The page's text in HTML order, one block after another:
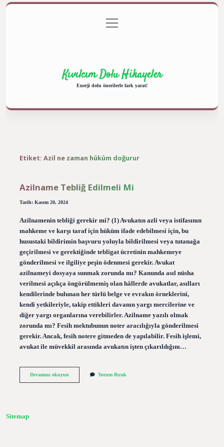
Gizlilik Politikası
menüyü
aç
Kıvılcım Dolu Hikayeler
Enerji dolu önerilerle fark yarat!
Etiket: Azil ne zaman hüküm doğurur
Azilname Tebliğ Edilmeli Mi
Tarih: Kasım 20, 2024
Azilnamenin tebliği gerekir mi? (1) Avukatın azli veya istifasının
mahkeme ve karşı taraf için hüküm ifade edebilmesi için, bu
husustaki bildirimin başvuru yoluyla bildirilmesi veya tutanağa
geçirilmesi ve gerektiğinde tebligat ücretinin mahkemeye
gönderilmesi ve ilgiliye peşin ödenmesi gerekir. Avukat
azilnameyi dosyaya sunmak zorunda mı? Kanunda asıl nüsha
verilmesi açıkça öngörülmemiş olan hâllerde avukatlar, asılları
kendilerinde bulunan her türlü belge ve evrakın örneklerini,
kendi yetkileriyle, takip ettikleri davanın yargı mercilerine ve
diğer yargı organlarına verebilirler. Azilname yazılı olmak
zorunda mı? Fesih mektubunun noter aracılığıyla gönderilmesi
gerekir. Ancak, fesih notere gitmeden de yapılabilir. Fesih işlemi,
avukat ile müvekkil arasında avukatın işten çıkarıldığını…
Devamını okuyunAzilname
Yorum Bırak
Sitemap